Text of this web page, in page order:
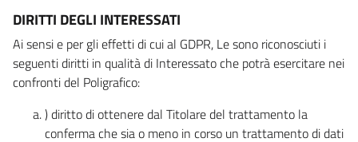
DIRITTI DEGLI INTERESSATI
Ai sensi e per gli effetti di cui al GDPR, Le sono riconosciuti i
seguenti diritti in qualità di Interessato che potrà esercitare nei
confronti del Poligrafico:
) diritto di ottenere dal Titolare del trattamento la
conferma che sia o meno in corso un trattamento di dati